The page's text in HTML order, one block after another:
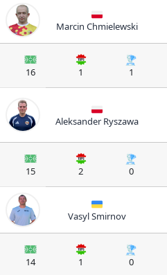
Marcin Chmielewski
16 1 1
Aleksander Ryszawa
15 2 0
Vasyl Smirnov
14 1 0